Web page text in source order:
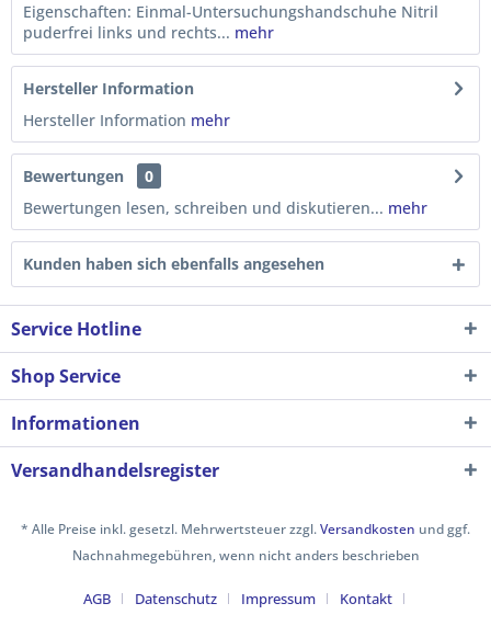
Eigenschaften: Einmal-Untersuchungshandschuhe Nitril
puderfrei links und rechts... mehr
Hersteller Information
Hersteller Information mehr
Bewertungen
0
Bewertungen lesen, schreiben und diskutieren... mehr
Kunden haben sich ebenfalls angesehen
Service Hotline
Shop Service
Informationen
Versandhandelsregister
* Alle Preise inkl. gesetzl. Mehrwertsteuer zzgl.Versandkosten und ggf.
Nachnahmegebühren, wenn nicht anders beschrieben
AGB Datenschutz Impressum Kontakt